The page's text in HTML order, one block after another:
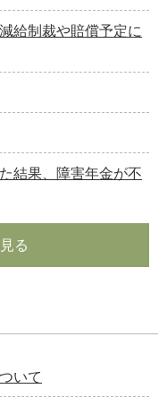
給制裁や賠償予定に
結果、障害年金が不
る
いて